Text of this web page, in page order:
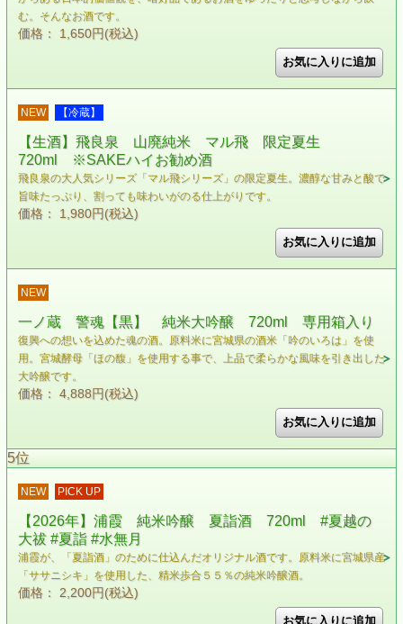
む。そんなお酒です。
価格： 1,650円(税込)
NEW 【冷蔵】
【生酒】飛良泉 山廃純米 マル飛 限定夏生
720ml ※SAKEハイお勧め酒
飛良泉の大人気シリーズ「マル飛シリーズ」の限定夏生。濃醇な甘みと酸で
旨味たっぷり、割っても味わいがのる仕上がりです。
価格： 1,980円(税込)
NEW
一ノ蔵 警魂【黒】 純米大吟醸 720ml 専用箱入り
復興への想いを込めた魂の酒。原料米に宮城県の酒米「吟のいろは」を使
用。宮城酵母「ほの馥」を使用する事で、上品で柔らかな風味を引き出した
大吟醸です。
価格： 4,888円(税込)
5位
NEW PICK UP
【2026年】浦霞 純米吟醸 夏詣酒 720ml #夏越の
大祓 #夏詣 #水無月
浦霞が、「夏詣酒」のために仕込んだオリジナル酒です。原料米に宮城県産
「ササニシキ」を使用した、精米歩合５５％の純米吟醸酒。
価格： 2,200円(税込)